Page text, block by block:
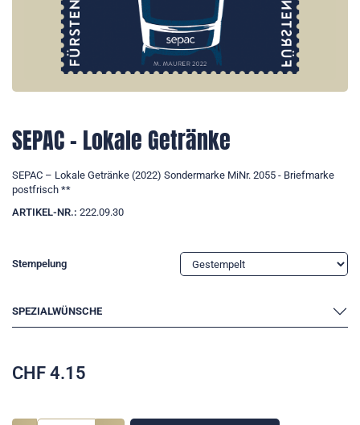
SEPAC – Lokale Getränke
SEPAC – Lokale Getränke (2022) Sondermarke MiNr. 2055 - Briefmarke
postfrisch **
ARTIKEL-NR.: 222.09.30
Stempelung
SPEZIALWÜNSCHE
CHF 4.15